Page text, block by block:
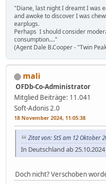
"Diane, last night I dreamt I was
and awoke to discover I was
earplugs.
Perhaps I should consider
consumption...."
(Agent Dale B.Cooper - "Twin
mali
OFDb-Co-Administrator
Mitglied Beiträge: 11.041
Soft-Adonis 2.0
18 November 2024, 11:05:38
Zitat von: StS am 12 Oktober
In Deutschland ab
Doch nicht? Verschoben